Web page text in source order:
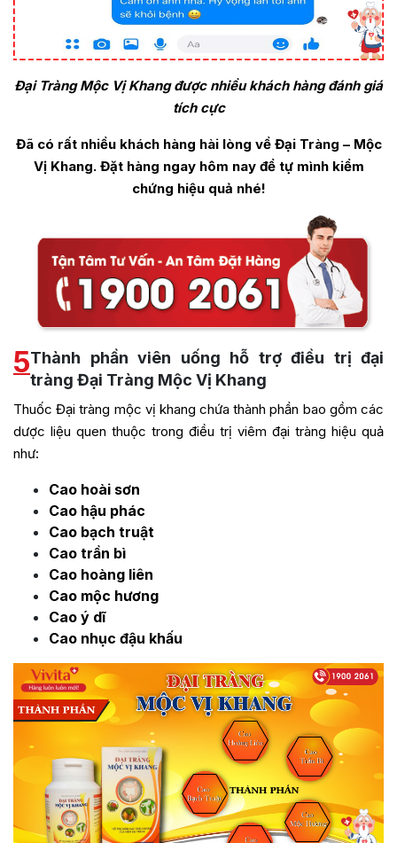
Đại Tràng Mộc Vị Khang được nhiều khách hàng đánh giá
tích cực
Đã có rất nhiều khách hàng hài lòng về Đại Tràng – Mộc
Vị Khang. Đặt hàng ngay hôm nay để tự mình kiểm
chứng hiệu quả nhé!
5Thành phần viên uống hỗ trợ điều trị đại
tràng Đại Tràng Mộc Vị Khang
Thuốc Đại tràng mộc vị khang chứa thành phần bao gồm các
dược liệu quen thuộc trong điều trị viêm đại tràng hiệu quả
như:
Cao hoài sơn
Cao hậu phác
Cao bạch truật
Cao trần bì
Cao hoàng liên
Cao mộc hương
Cao ý dĩ
Cao nhục đậu khấu